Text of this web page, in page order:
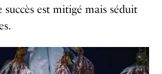
succès est mitigé mais séduit